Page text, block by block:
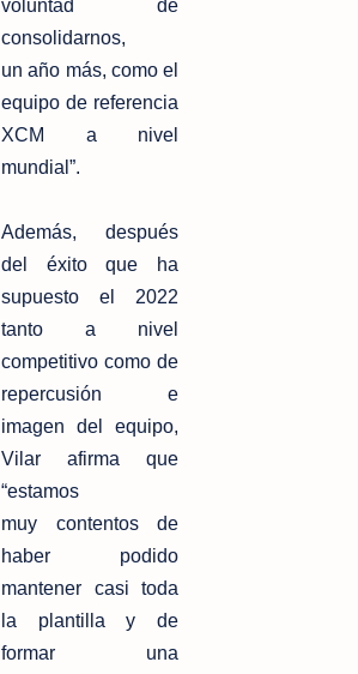
voluntad de
consolidarnos,
unaño más, como el
equipo de referencia
XCM a nivel
mundial”.
Además, después
del éxito que ha
supuesto el 2022
tanto a nivel
competitivo como de
repercusión e
imagen del equipo,
Vilar afirma que
“estamos
muy contentos de
haber podido
mantener casi toda
la plantilla y de
formar una